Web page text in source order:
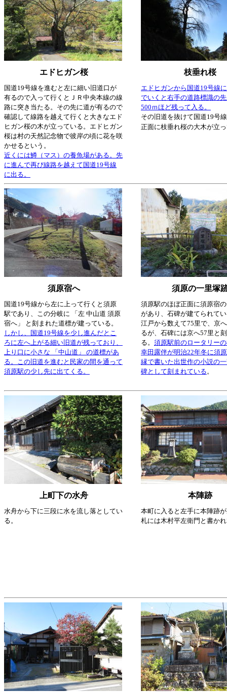
エドヒガン桜 枝垂れ桜
国道19号線を進むと左に細い旧道口が
有るので入って行くとＪＲ中央本線の線
路に突き当たる。その先に道が有るので
確認して線路を越えて行くと大きなエド
ヒガン桜の木が立っている。エドヒガン
桜は村の天然記念物で彼岸の頃に花を咲
かせるという。
近くには鱒（マス）の養魚場がある。先
に進んで再び線路を越えて国道19号線
に出る。
エドヒガンから国道19号線
でいくと右手の道路標識の
500ｍほど残って入る。
その旧道を抜けて国道19号
正面に枝垂れ桜の大木が立
須原宿へ 須原の一里塚
国道19号線から左に上って行くと須原
駅であり、この分岐に 「左 中山道 須原
宿へ」 と刻まれた道標が建っている。
しかし、国道19号線を少し進んだとこ
ろに左へ上がる細い旧道が残っており、
上り口に小さな 「中山道」 の道標があ
る。この旧道を進むと民家の間を通って
須原駅の少し先に出てくる。
須原駅のほぼ正面に須原宿
があり、石碑が建てられて
江戸から数えて75里で、京
るが、石碑には京へ57里と
る。 須原駅前のロータリー
幸田露伴が明治22年冬に須
縁で書いた出世作の小説の
碑として刻まれている。
上町下の水舟 本陣跡
水舟から下に三段に水を流し落としてい
る。
本町に入ると左手に本陣跡
札には木村平左衛門と書か